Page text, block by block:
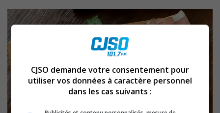
CJSO demande votre consentement pour
utiliser vos données à caractère personnel
dans les cas suivants :